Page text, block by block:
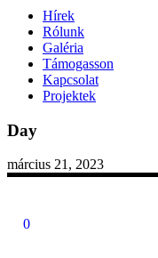
Hírek
Rólunk
Galéria
Támogasson
Kapcsolat
Projektek
Day
március 21, 2023
0